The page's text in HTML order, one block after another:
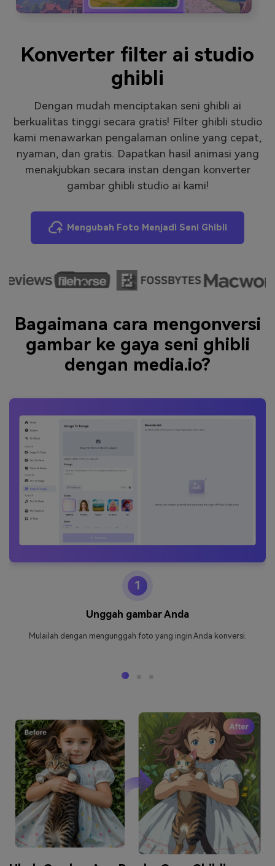
Jelajahi Lebih Banyak >>
Berkreasi dengan AI
Konverter filter ai studio
ghibli
Dengan mudah menciptakan seni ghibli ai
berkualitas tinggi secara gratis! Filter ghibli studio
kami menawarkan pengalaman online yang cepat,
nyaman, dan gratis. Dapatkan hasil animasi yang
menakjubkan secara instan dengan konverter
gambar ghibli studio ai kami!
Mengubah Foto Menjadi Seni Ghibli
Bagaimana cara mengonversi
gambar ke gaya seni ghibli
dengan media.io?
1
Unggah gambar Anda
Mulailah dengan mengunggah foto yang ingin Anda konversi.